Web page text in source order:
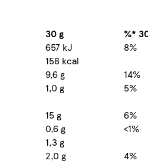
30 g
%*
657 kJ
8%
158 kcal
9,6 g
14%
1,0 g
5%
15 g
6%
0,6 g
<1%
1,3 g
2,0 g
4%